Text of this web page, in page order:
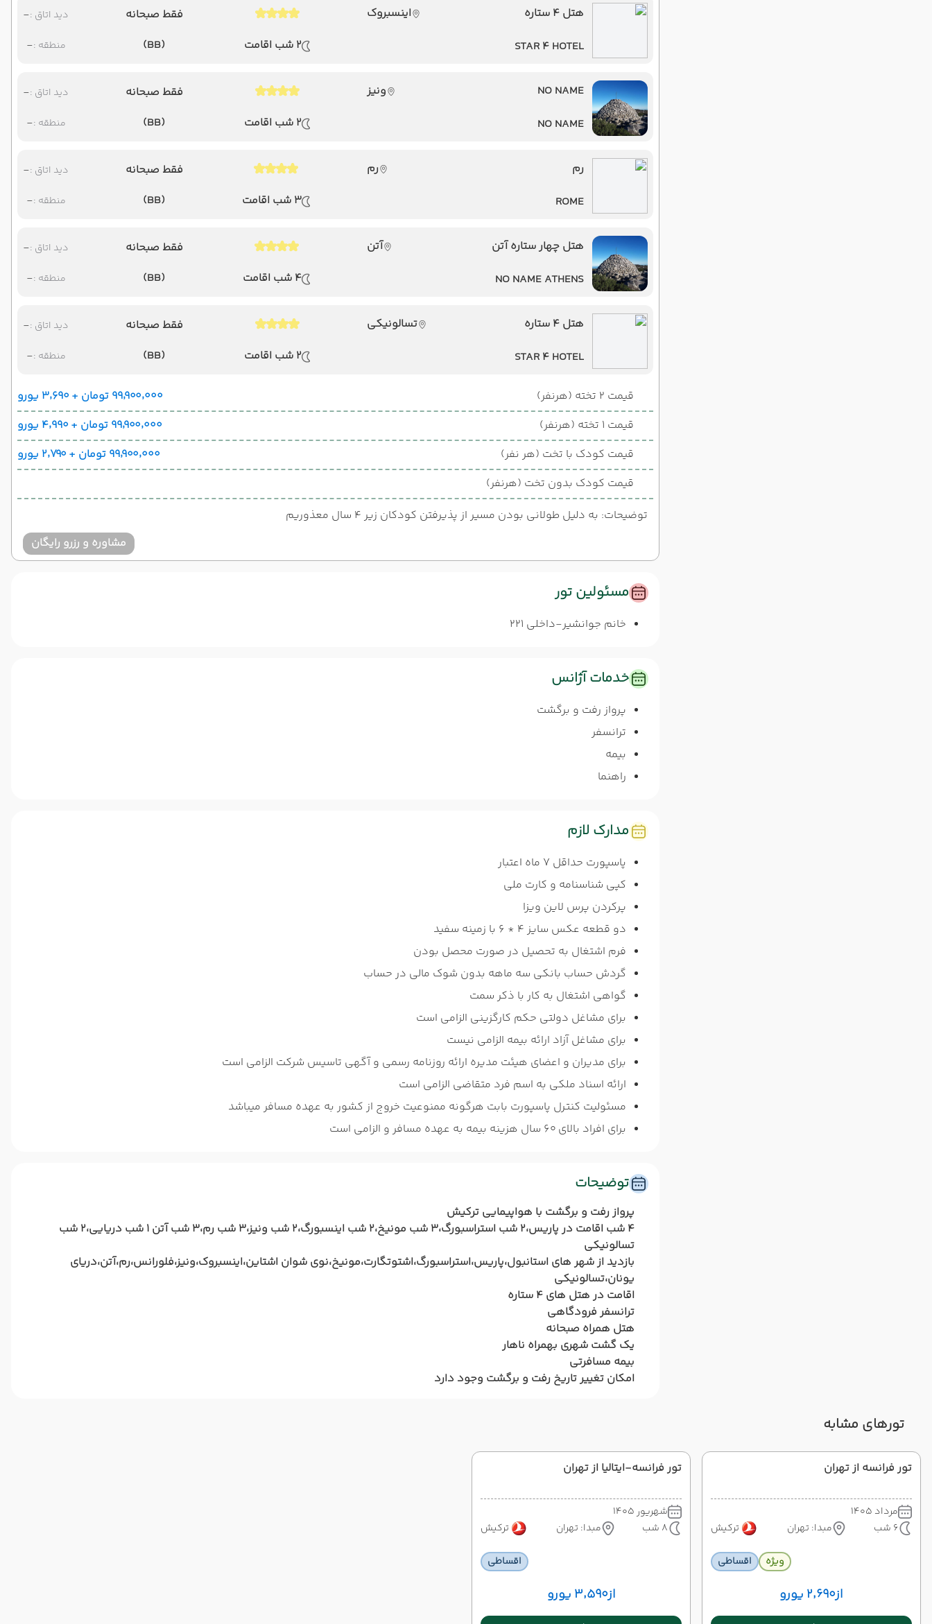
هتل 4 ستاره
اینسبروک
STAR 4 HOTEL
2 شب اقامت
فقط صبحانه
(BB)
دید اتاق :-
منطقه :-
NO NAME
ونیز
NO NAME
2 شب اقامت
فقط صبحانه
(BB)
دید اتاق :-
منطقه :-
رم
رم
ROME
3 شب اقامت
فقط صبحانه
(BB)
دید اتاق :-
منطقه :-
هتل چهار ستاره آتن
آتن
NO NAME ATHENS
4 شب اقامت
فقط صبحانه
(BB)
دید اتاق :-
منطقه :-
هتل 4 ستاره
تسالونیکی
STAR 4 HOTEL
2 شب اقامت
فقط صبحانه
(BB)
دید اتاق :-
منطقه :-
قیمت 2 تخته (هرنفر)
۹۹٬۹۰۰٬۰۰۰ تومان + ۳٬۶۹۰ یورو
قیمت 1 تخته (هرنفر)
۹۹٬۹۰۰٬۰۰۰ تومان + ۴٬۹۹۰ یورو
قیمت کودک با تخت (هر نفر)
۹۹٬۹۰۰٬۰۰۰ تومان + ۲٬۷۹۰ یورو
قیمت کودک بدون تخت (هرنفر)
توضیحات: به دلیل طولانی بودن مسیر از پذیرفتن کودکان زیر 4 سال معذوریم
مشاوره و رزرو رایگان
مسئولین تور
خانم جوانشیر-داخلی 221
خدمات آژانس
پرواز رفت و برگشت
ترانسفر
بیمه
راهنما
مدارک لازم
پاسپورت حداقل 7 ماه اعتبار
کپی شناسنامه و کارت ملی
پرکردن پرس لاین ویزا
دو قطعه عکس سایز 4 * 6 با زمینه سفید
فرم اشتغال به تحصیل در صورت محصل بودن
گردش حساب بانکی سه ماهه بدون شوک مالی در حساب
گواهی اشتغال به کار با ذکر سمت
برای مشاغل دولتی حکم کارگزینی الزامی است
برای مشاغل آزاد ارائه بیمه الزامی نیست
برای مدیران و اعضای هیئت مدیره ارائه روزنامه رسمی و آگهی تاسیس شرکت الزامی است
ارائه اسناد ملکی به اسم فرد متقاضی الزامی است
مسئولیت کنترل پاسپورت بابت هرگونه ممنوعیت خروج از کشور به عهده مسافر میباشد
برای افراد بالای 60 سال هزینه بیمه به عهده مسافر و الزامی است
توضیحات
پرواز رفت و برگشت با هواپیمایی ترکیش
4 شب اقامت در پاریس،2 شب استراسبورگ،3 شب مونیخ،2 شب اینسبورگ،2 شب ونیز،3 شب رم،3 شب آتن 1 شب دریایی،2 شب
تسالونیکی
بازدید از شهر های استانبول،پاریس،استراسبورگ،اشتوتگارت،مونیخ،نوی شوان اشتاین،اینسبروک،ونیز،فلورانس،رم،آتن،دریای
یونان،تسالونیکی
اقامت در هتل های 4 ستاره
ترانسفر فرودگاهی
هتل همراه صبحانه
یک گشت شهری بهمراه ناهار
بیمه مسافرتی
امکان تغییر تاریخ رفت و برگشت وجود دارد
تورهای مشابه
تور فرانسه از تهران
مرداد 1405
6 شب
مبدا: تهران ترکیش
ویژه اقساطی
از۲٬۶۹۰ یورو
تور فرانسه-ایتالیا از تهران
شهریور 1405
8 شب
مبدا: تهران ترکیش
اقساطی
از۳٬۵۹۰ یورو